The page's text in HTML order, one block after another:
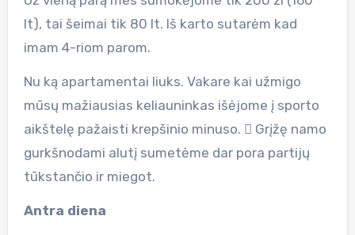
lt), tai šeimai tik 80 lt. Iš karto sutarėm kad
imam 4-riom parom.
Nu ką apartamentai liuks. Vakare kai užmigo
mūsų mažiausias keliauninkas išėjome į sporto
aikštelę pažaisti krepšinio minuso.  Grįžę namo
gurkšnodami alutį sumetėme dar pora partijų
tūkstančio ir miegot.
Antra diena